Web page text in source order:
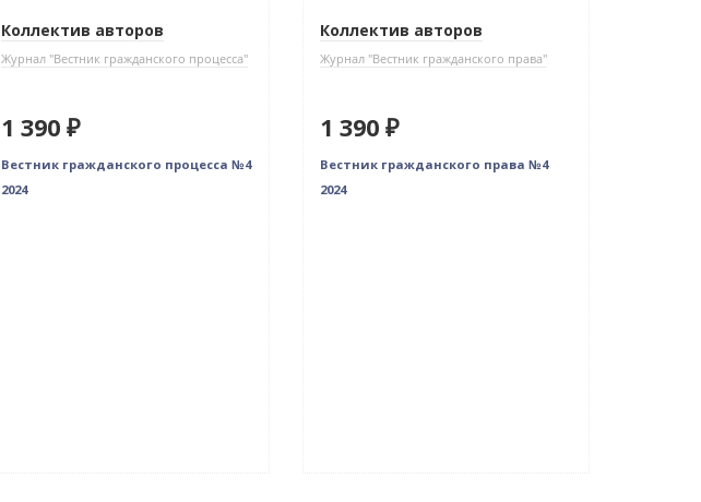
Коллектив авторов
Журнал "Вестник гражданского процесса"
1 390 ₽
Вестник гражданского процесса №4
2024
Коллектив авторов
Журнал "Вестник гражданского права"
1 390 ₽
Вестник гражданского права №4
2024